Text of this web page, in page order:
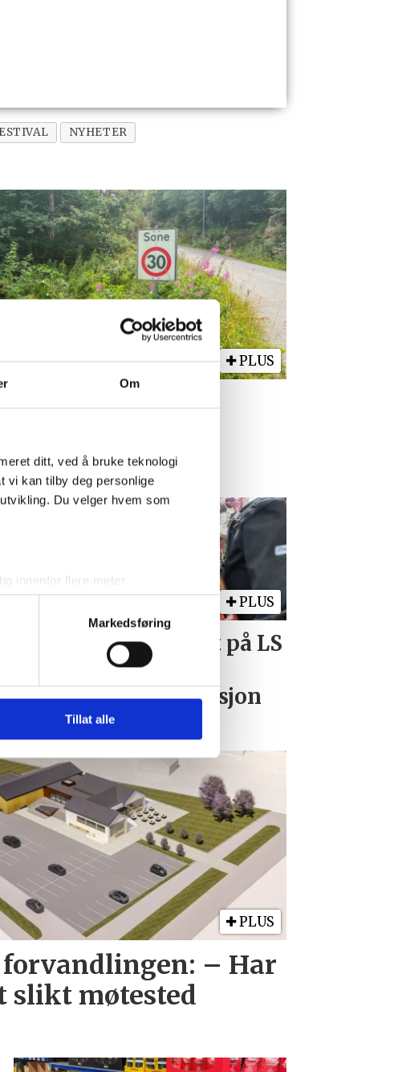
Om
ditt, ved å bruke teknologi
vi kan tilby deg personlige
Du velger hvem som
innenfor flere meter
velge hvordan de skal brukes.
vårt, med partnerne våre innen
du har gjort tilgjengelig for
Markedsføring
Tillat alle
NYHETER
PLUS
sikt.
PLUS
Vant ungdomslaget på LS
- små marginer da
Kongelaget var i aksjon
PLUS
– Har
slikt møtested